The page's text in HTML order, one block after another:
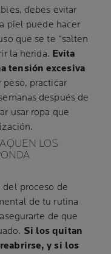
debes evitar
piel puede hacer
que se te “salten
la herida. Evita
tensión excesiva
peso, practicar
después de
usar ropa que
LOS
del proceso de
de tu rutina
de que
Si los quitan
y si los